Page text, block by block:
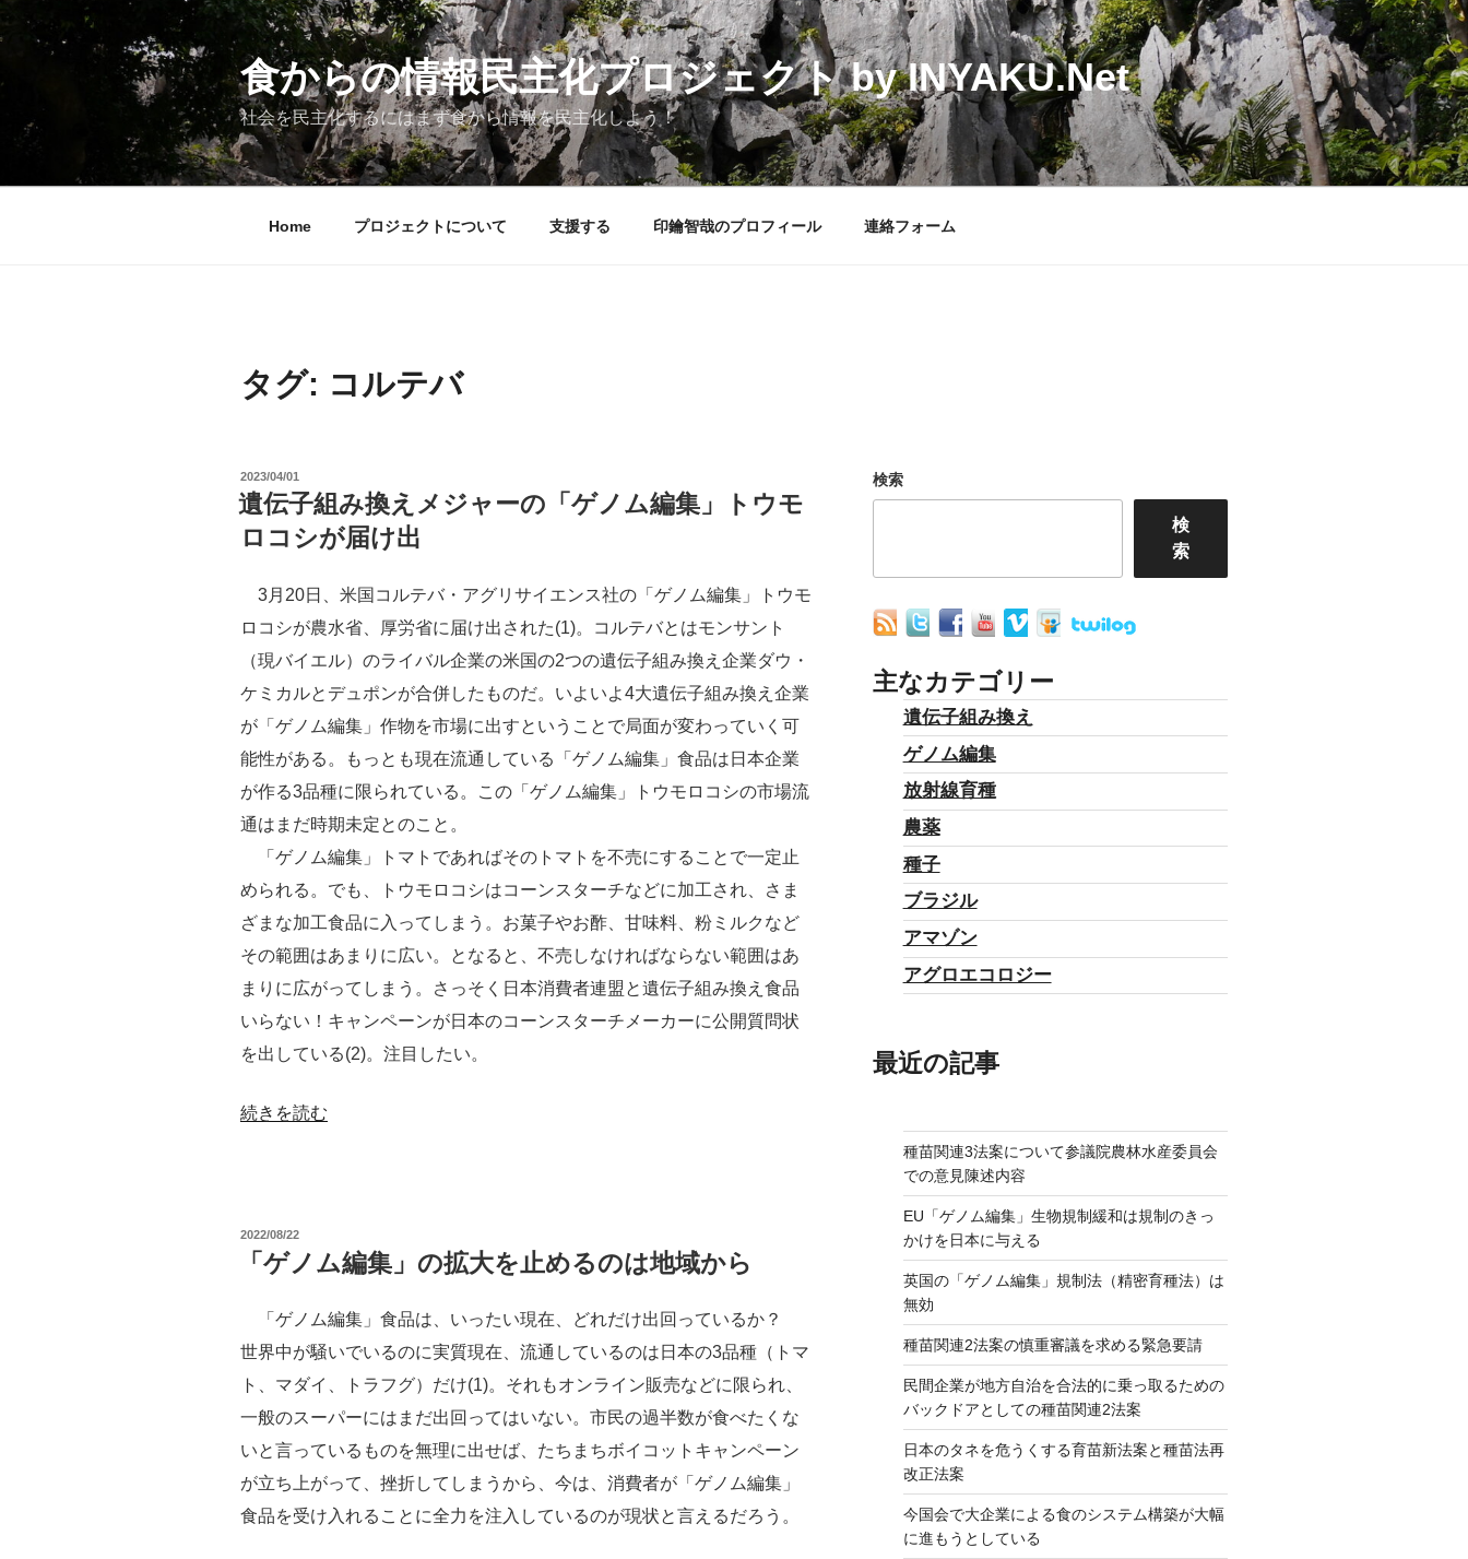
ン
ン
食からの情報民主化プロジェクト by INYAKU.Net
社会を民主化するにはまず食から情報を民主化しよう！
Home プロジェクトについて 支援する 印鑰智哉のプロフィール 連絡フォーム
タグ: コルテバ
投
稿
日:
2023/04/01
遺伝子組み換えメジャーの「ゲノム編集」トウモ
ロコシが届け出
3月20日、米国コルテバ・アグリサイエンス社の「ゲノム編集」トウモ
ロコシが農水省、厚労省に届け出された(1)。コルテバとはモンサント
（現バイエル）のライバル企業の米国の2つの遺伝子組み換え企業ダウ・
ケミカルとデュポンが合併したものだ。いよいよ4大遺伝子組み換え企業
が「ゲノム編集」作物を市場に出すということで局面が変わっていく可
能性がある。もっとも現在流通している「ゲノム編集」食品は日本企業
が作る3品種に限られている。この「ゲノム編集」トウモロコシの市場流
通はまだ時期未定とのこと。
「ゲノム編集」トマトであればそのトマトを不売にすることで一定止
められる。でも、トウモロコシはコーンスターチなどに加工され、さま
ざまな加工食品に入ってしまう。お菓子やお酢、甘味料、粉ミルクなど
その範囲はあまりに広い。となると、不売しなければならない範囲はあ
まりに広がってしまう。さっそく日本消費者連盟と遺伝子組み換え食品
いらない！キャンペーンが日本のコーンスターチメーカーに公開質問状
を出している(2)。注目したい。
“遺
み
メ
ジ
の
「ゲ
続きを読む
投
日:
2022/08/22
「ゲノム編集」の拡大を止めるのは地域から
「ゲノム編集」食品は、いったい現在、どれだけ出回っているか？
世界中が騒いでいるのに実質現在、流通しているのは日本の3品種（トマ
ト、マダイ、トラフグ）だけ(1)。それもオンライン販売などに限られ、
一般のスーパーにはまだ出回ってはいない。市民の過半数が食べたくな
いと言っているものを無理に出せば、たちまちボイコットキャンペーン
が立ち上がって、挫折してしまうから、今は、消費者が「ゲノム編集」
食品を受け入れることに全力を注入しているのが現状と言えるだろう。
検索
検
索
主なカテゴリー
遺伝子組み換え
ゲノム編集
放射線育種
農薬
種子
ブラジル
アマゾン
アグロエコロジー
最近の記事
種苗関連3法案について参議院農林水産委員会
での意見陳述内容
EU「ゲノム編集」生物規制緩和は規制のきっ
かけを日本に与える
英国の「ゲノム編集」規制法（精密育種法）は
無効
種苗関連2法案の慎重審議を求める緊急要請
民間企業が地方自治を合法的に乗っ取るための
バックドアとしての種苗関連2法案
日本のタネを危うくする育苗新法案と種苗法再
改正法案
今国会で大企業による食のシステム構築が大幅
に進もうとしている